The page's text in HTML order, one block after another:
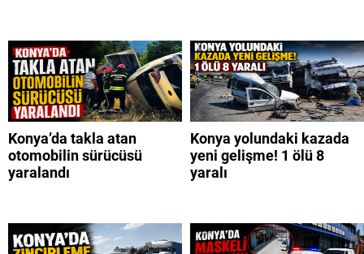
Konya’da takla atan
otomobilin sürücüsü
yaralandı
Konya yolundaki kazada
yeni gelişme! 1 ölü 8
yaralı